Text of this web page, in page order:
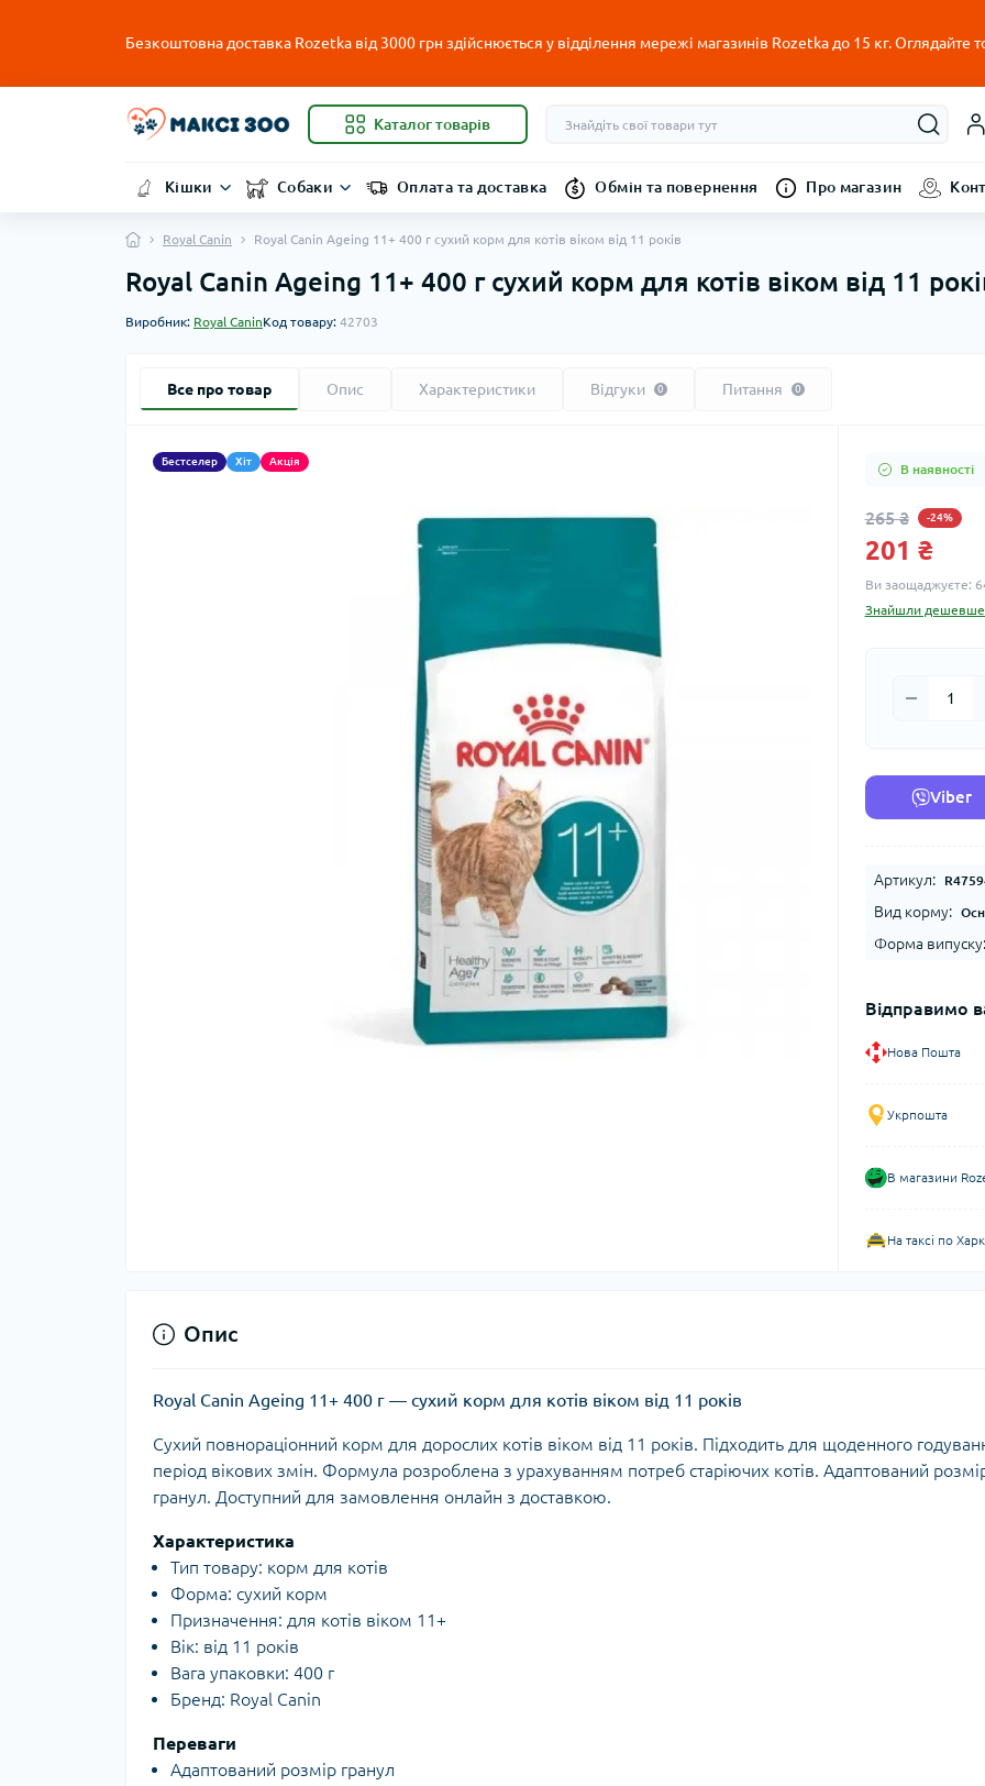
Безкоштовна доставка Rozetka від 3000 грн здійснюється у відділення мережі магазинів Rozetka до 15 кг. Оглядайте
Каталог товарів
Кішки Собаки Оплата та доставка Обмін та повернення Про магазин
Royal Canin Royal Canin Ageing 11+ 400 г сухий корм для котів віком від 11 років
Royal Canin Ageing 11+ 400 г сухий корм для котів віком від 11
Виробник: Royal CaninКод товару: 42703
Все про товар Опис Характеристики Відгуки 0 Питання 0
Бестселер Хіт Акція
В наявності
265 ₴ -24%
201 ₴
Ви заощаджуєте:
Знайшли
Viber
Артикул:
Вид корму:
Форма випуску:
Відправимо
Нова Пошта
Укрпошта
В магазини
На таксі по
Опис
Royal Canin Ageing 11+ 400 г — сухий корм для котів віком від 11 років
Сухий повнораціонний корм для дорослих котів віком від 11 років. Підходить для щоденного
період вікових змін. Формула розроблена з урахуванням потреб старіючих котів. Адаптований
гранул. Доступний для замовлення онлайн з доставкою.
Характеристика
Тип товару: корм для котів
Форма: сухий корм
Призначення: для котів віком 11+
Вік: від 11 років
Вага упаковки: 400 г
Бренд: Royal Canin
Переваги
Адаптований розмір гранул